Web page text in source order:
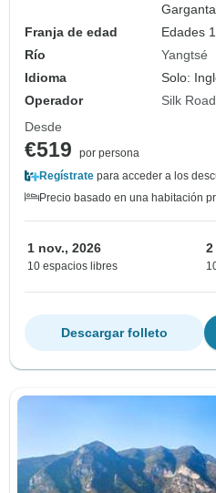
Franja de edad
Edades
Río
Yangtsé
Idioma
Solo:
Operador
Silk
Desde
€519
por persona
Regístrate para acceder a los
Precio basado en una habitación
1 nov., 2026
10 espacios libres
2
Descargar folleto